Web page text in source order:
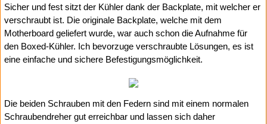
Sicher und fest sitzt der Kühler dank der Backplate, mit welcher er
verschraubt ist. Die originale Backplate, welche mit dem
Motherboard geliefert wurde, war auch schon die Aufnahme für
den Boxed-Kühler. Ich bevorzuge verschraubte Lösungen, es ist
eine einfache und sichere Befestigungsmöglichkeit.
Die beiden Schrauben mit den Federn sind mit einem normalen
Schraubendreher gut erreichbar und lassen sich daher